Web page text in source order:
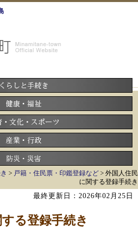
> 戸籍・住民票・印鑑登録など > 外国人住民
に関する登録手続き
最終更新日：2026年02月25日
る登録手続き